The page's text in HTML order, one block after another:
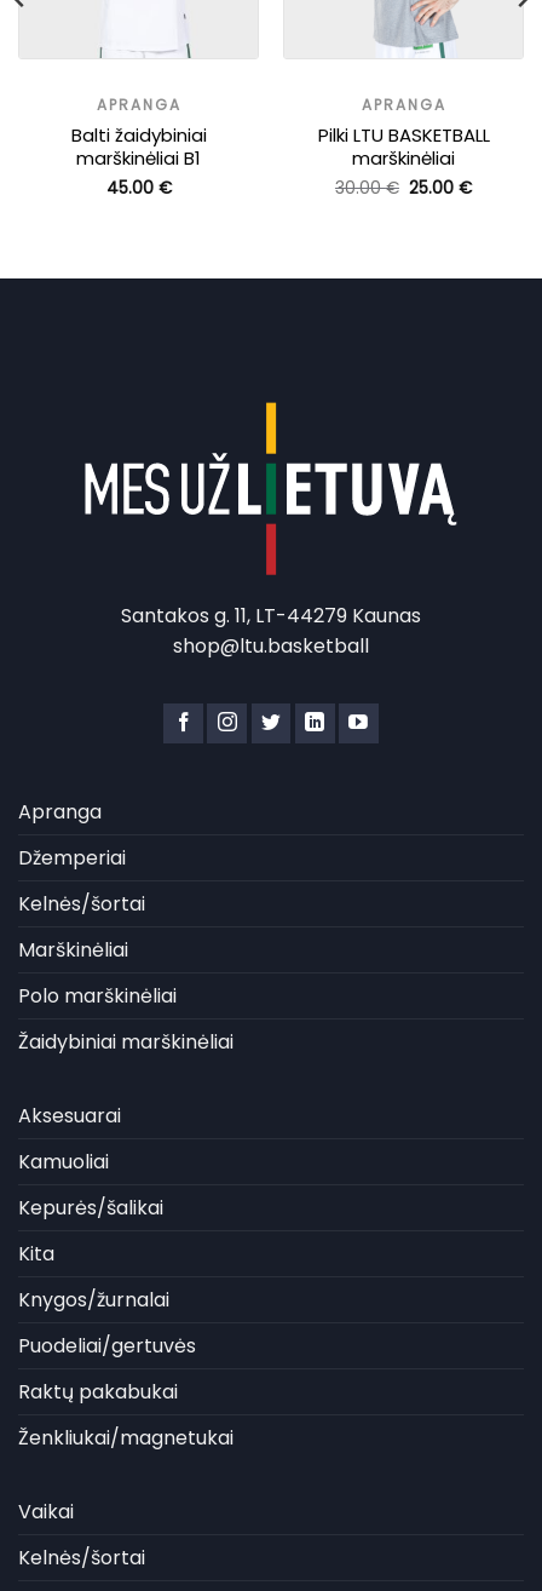
APRANGA
Balti žaidybiniai
marškinėliai B1
45.00 €
APRANGA
Pilki LTU BASKETBALL
marškinėliai
30.00€ Original
25.00€Current
Santakos g. 11, LT-44279 Kaunas
shop@ltu.basketball
Apranga
Džemperiai
Kelnės/šortai
Marškinėliai
Polo marškinėliai
Žaidybiniai marškinėliai
Aksesuarai
Kamuoliai
Kepurės/šalikai
Kita
Knygos/žurnalai
Puodeliai/gertuvės
Raktų pakabukai
Ženkliukai/magnetukai
Vaikai
Kelnės/šortai